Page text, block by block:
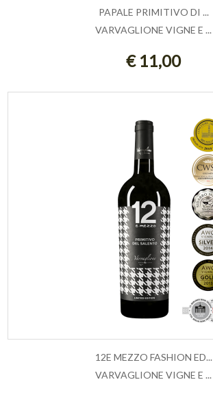
ESAURITO
PAPALE PRIMITIVO DI ...
VARVAGLIONE VIGNE E ...
€ 11,00
ESAURITO
12E MEZZO FASHION ED...
VARVAGLIONE VIGNE E ...